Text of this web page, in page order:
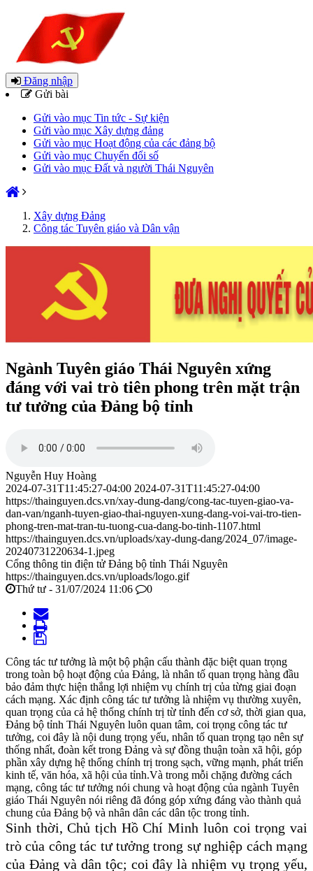
Đăng nhập
Gửi bài
Gửi vào mục Tin tức - Sự kiện
Gửi vào mục Xây dựng đảng
Gửi vào mục Hoạt động của các đảng bộ
Gửi vào mục Chuyển đổi số
Gửi vào mục Đất và người Thái Nguyên
Xây dựng Đảng
Công tác Tuyên giáo và Dân vận
Ngành Tuyên giáo Thái Nguyên xứng
đáng với vai trò tiên phong trên mặt trận
tư tưởng của Đảng bộ tỉnh
Nguyễn Huy Hoàng
2024-07-31T11:45:27-04:00 2024-07-31T11:45:27-04:00
https://thainguyen.dcs.vn/xay-dung-dang/cong-tac-tuyen-giao-va-
dan-van/nganh-tuyen-giao-thai-nguyen-xung-dang-voi-vai-tro-tien-
phong-tren-mat-tran-tu-tuong-cua-dang-bo-tinh-1107.html
https://thainguyen.dcs.vn/uploads/xay-dung-dang/2024_07/image-
20240731220634-1.jpeg
Cổng thông tin điện tử Đảng bộ tỉnh Thái Nguyên
https://thainguyen.dcs.vn/uploads/logo.gif
Thứ tư - 31/07/2024 11:06
0
Công tác tư tưởng là một bộ phận cấu thành đặc biệt quan trọng
trong toàn bộ hoạt động của Ðảng, là nhân tố quan trọng hàng đầu
bảo đảm thực hiện thắng lợi nhiệm vụ chính trị của từng giai đoạn
cách mạng. Xác định công tác tư tưởng là nhiệm vụ thường xuyên,
quan trọng của cả hệ thống chính trị từ tỉnh đến cơ sở, thời gian qua,
Đảng bộ tỉnh Thái Nguyên luôn quan tâm, coi trọng công tác tư
tưởng, coi đây là nội dung trọng yếu, nhân tố quan trọng tạo nên sự
thống nhất, đoàn kết trong Đảng và sự đồng thuận toàn xã hội, góp
phần xây dựng hệ thống chính trị trong sạch, vững mạnh, phát triển
kinh tế, văn hóa, xã hội của tỉnh.Và trong mỗi chặng đường cách
mạng, công tác tư tưởng nói chung và hoạt động của ngành Tuyên
giáo Thái Nguyên nói riêng đã đóng góp xứng đáng vào thành quả
chung của Đảng bộ và nhân dân các dân tộc trong tỉnh.
Sinh thời, Chủ tịch Hồ Chí Minh luôn coi trọng vai
trò của công tác tư tưởng trong sự nghiệp cách mạng
của Đảng và dân tộc; coi đây là nhiệm vụ trọng yếu,